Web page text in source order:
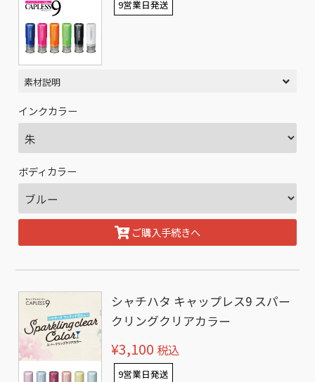
9営業日発送
素材説明
インクカラー
ボディカラー
ご購入手続きへ
シャチハタ キャップレス9 スパー
クリングクリアカラー
¥3,100 税込
9営業日発送